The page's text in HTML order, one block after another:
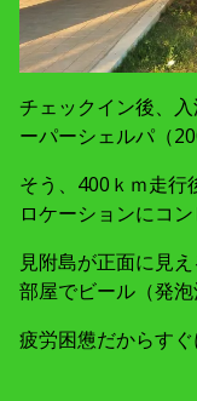
チェックイン後、
ーパーシェルパ（
そう、400ｋｍ走行
ロケーションにコ
見附島が正面に見
部屋でビール（発泡
疲労困憊だからす